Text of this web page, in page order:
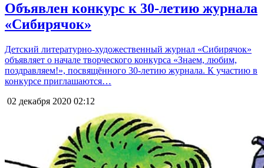
Объявлен конкурс к 30-летию журнала
«Сибирячок»
Детский литературно-художественный журнал «Сибирячок»
объявляет о начале творческого конкурса «Знаем, любим,
поздравляем!», посвящённого 30-летию журнала. К участию в
конкурсе приглашаются…
02 декабря 2020 02:12